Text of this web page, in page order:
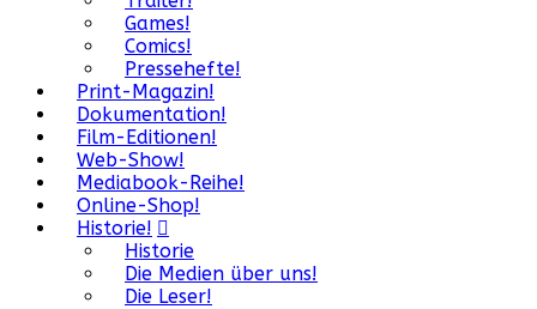
Games!
Comics!
Pressehefte!
Print-Magazin!
Dokumentation!
Film-Editionen!
Web-Show!
Mediabook-Reihe!
Online-Shop!
Historie!
Historie
Die Medien über uns!
Die Leser!